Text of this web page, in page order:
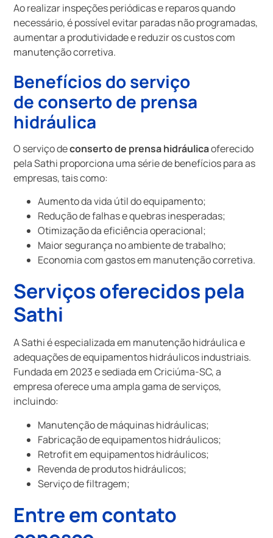
Ao realizar inspeções periódicas e reparos quando
necessário, é possível evitar paradas não programadas,
aumentar a produtividade e reduzir os custos com
manutenção corretiva.
Benefícios do serviço
de conserto de prensa
hidráulica
O serviço deconserto de prensa hidráulicaoferecido
pela Sathi proporciona uma série de benefícios para as
empresas, tais como:
Aumento da vida útil do equipamento;
Redução de falhas e quebras inesperadas;
Otimização da eficiência operacional;
Maior segurança no ambiente de trabalho;
Economia com gastos em manutenção corretiva.
Serviços oferecidos pela
Sathi
A Sathi é especializada em manutenção hidráulica e
adequações de equipamentos hidráulicos industriais.
Fundada em 2023 e sediada em Criciúma-SC, a
empresa oferece uma ampla gama de serviços,
incluindo:
Manutenção de máquinas hidráulicas;
Fabricação de equipamentos hidráulicos;
Retrofit em equipamentos hidráulicos;
Revenda de produtos hidráulicos;
Serviço de filtragem;
Entre em contato